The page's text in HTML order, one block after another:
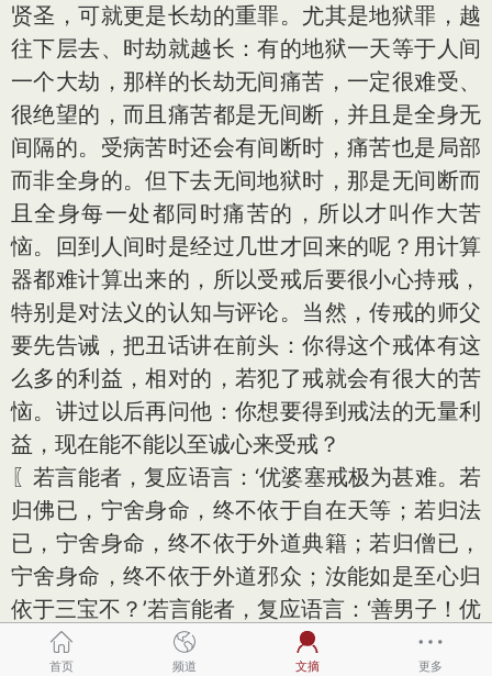
贤圣，可就更是长劫的重罪。尤其是地狱罪，越
往下层去、时劫就越长：有的地狱一天等于人间
一个大劫，那样的长劫无间痛苦，一定很难受、
很绝望的，而且痛苦都是无间断，并且是全身无
间隔的。受病苦时还会有间断时，痛苦也是局部
而非全身的。但下去无间地狱时，那是无间断而
且全身每一处都同时痛苦的，所以才叫作大苦
恼。回到人间时是经过几世才回来的呢？用计算
器都难计算出来的，所以受戒后要很小心持戒，
特别是对法义的认知与评论。当然，传戒的师父
要先告诫，把丑话讲在前头：你得这个戒体有这
么多的利益，相对的，若犯了戒就会有很大的苦
恼。讲过以后再问他：你想要得到戒法的无量利
益，现在能不能以至诚心来受戒？
〖若言能者，复应语言：‘优婆塞戒极为甚难。若
归佛已，宁舍身命，终不依于自在天等；若归法
已，宁舍身命，终不依于外道典籍；若归僧已，
宁舍身命，终不依于外道邪众；汝能如是至心归
依于三宝不？’若言能者，复应语言：‘善男子！优
婆塞戒极为甚难。若人归依于三宝者，是人则为
首页 频道 文摘 更多